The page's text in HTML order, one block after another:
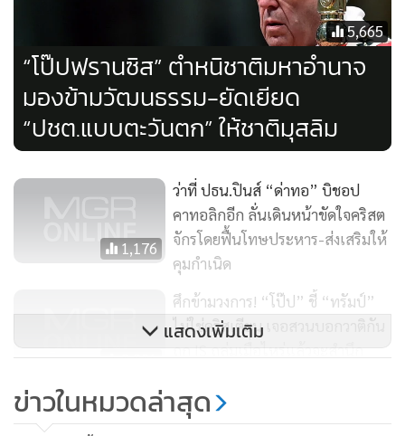
ทั้งนี้ ตามกฎหมายในรัฐนิวยอร์กที่มีอยู่ในปัจจุบันนี้ อดีตเหยื่อ
ล่วงละเมิดเด็กสามารถยื่นฟ้องทางกฎหมายต่อบาทหลวงผู้
กระทำผิดได้จนกระทั่งเด็กเหล่านั้นมีอายุครบ 23 ปี แต่ ส.ว.รัฐ
นิวยอร์กมีความเห็นต้องการเพิ่มระยะเวลาให้เหยื่อสามารถมีสิทธิ
เพื่อต่อสู้กับโบสถ์คาทอลิกของอเมริกาที่ทรงพลังและอำนาจได้
5,665
“โป๊ปฟรานซิส” ตำหนิชาติมหาอำนาจ
มองข้ามวัฒนธรรม-ยัดเยียด
“ปชต.แบบตะวันตก” ให้ชาติมุสลิม
1,176
ว่าที่ ปธน.ปินส์ “ด่าทอ” บิชอป
คาทอลิกอีก ลั่นเดินหน้าขัดใจคริสต
จักรโดยฟื้นโทษประหาร-ส่งเสริมให้
คุมกำเนิด
8,301
ศึกข้ามวงการ! “โป๊ป” ชี้ “ทรัมป์”
ไม่ใช่คริสเตียน เจอสวนบอกวาติกัน
ถูก IS ถล่มเมื่อไหร่แล้วจะสำนึก
“โป๊ปฟรานซิส” เสด็จเยือนพรมแด
นอาร์เมเนียติดตุรกีในวันสุดท้าย ตรึง
แสดงเพิ่มเติม
ข่าวในหมวดล่าสุด